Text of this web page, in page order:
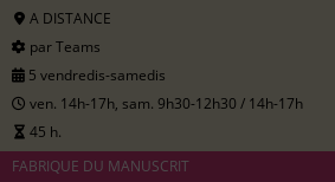
A DISTANCE
par Teams
5 vendredis-samedis
ven. 14h-17h, sam. 9h30-12h30 / 14h-17h
45 h.
FABRIQUE DU MANUSCRIT